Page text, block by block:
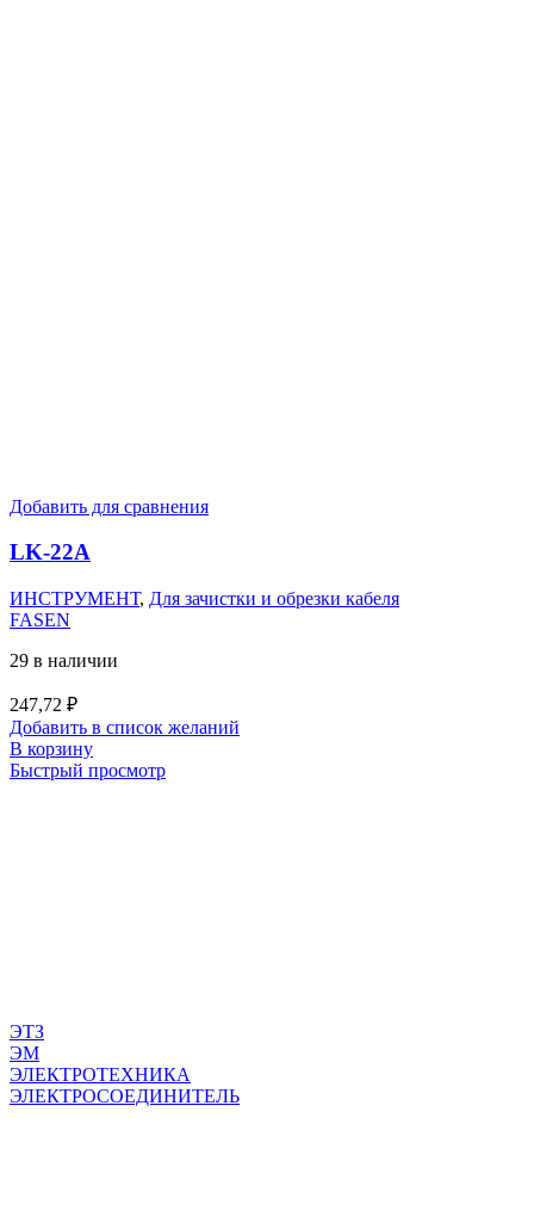
Добавить для сравнения
LK-22A
ИНСТРУМЕНТ, Для зачистки и обрезки кабеля
FASEN
29 в наличии
247,72 ₽
Добавить в список желаний
В корзину
Быстрый просмотр
ЭТЗ
ЭМ
ЭЛЕКТРОТЕХНИКА
ЭЛЕКТРОСОЕДИНИТЕЛЬ